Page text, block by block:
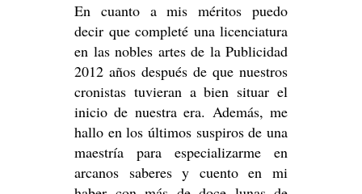
En cuanto a mis méritos puedo
decir que completé una licenciatura
en las nobles artes de la Publicidad
2012 años después de que nuestros
cronistas tuvieran a bien situar el
inicio de nuestra era. Además, me
hallo en los últimos suspiros de una
maestría para especializarme en
arcanos saberes y cuento en mi